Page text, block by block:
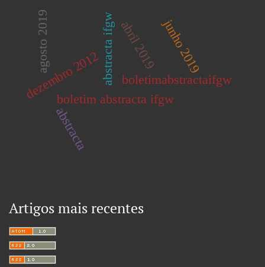
abstracta ifgw
boletim abstracta ifgw
dezembro 2012 boletimabstractaifgw
agosto 2019 junho 2019
abril 2019
abstracta
Artigos mais recentes